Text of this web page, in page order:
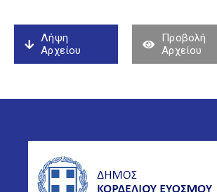
Λήψη
Αρχείου
Προβολή
Αρχείου